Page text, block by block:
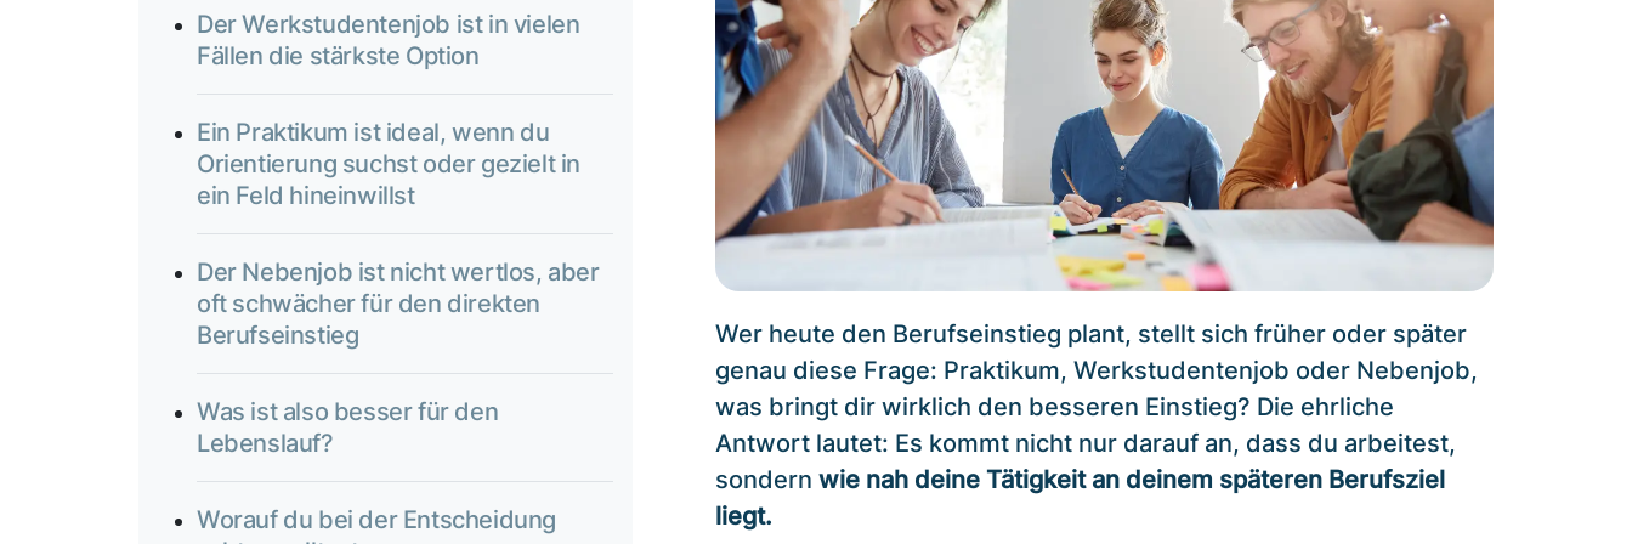
Der Werkstudentenjob ist in vielen
Fällen die stärkste Option
Ein Praktikum ist ideal, wenn du
Orientierung suchst oder gezielt in
ein Feld hineinwillst
Der Nebenjob ist nicht wertlos, aber
oft schwächer für den direkten
Berufseinstieg
Was ist also besser für den
Lebenslauf?
Worauf du bei der Entscheidung
Wer heute den Berufseinstieg plant, stellt sich früher oder später
genau diese Frage: Praktikum, Werkstudentenjob oder Nebenjob,
was bringt dir wirklich den besseren Einstieg? Die ehrliche
Antwort lautet: Es kommt nicht nur darauf an, dass du arbeitest,
sondern wie nah deine Tätigkeit an deinem späteren Berufsziel
liegt.